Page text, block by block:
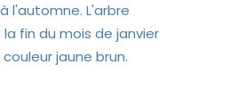
l'automne. L'arbre
fin du mois de janvier
jaune brun.